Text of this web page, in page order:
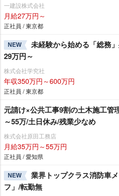
一建設株式会社
月給27万円～
正社員 / 東京都
NEW
未経験から始める「総務
29万円～
株式会社学究社
年収350万円～600万円
正社員 / 東京都
元請け×公共工事9割の土木施工管
～55万/土日休み/残業少なめ
株式会社原田工務店
月給35万円～55万円
正社員 / 愛知県
NEW
業界トップクラス消防車
フ」/転勤無